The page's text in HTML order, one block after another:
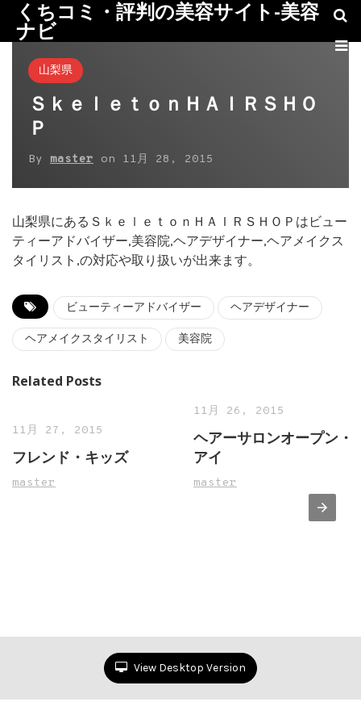
くちコミ・評判の美容サイト-美容
ナビ
山梨県
ＳｋｅｌｅｔｏｎＨＡＩＲＳＨＯ
Ｐ
By master on 11月 28, 2015
山梨県にあるＳｋｅｌｅｔｏｎＨＡＩＲＳＨＯＰはビュー
ティーアドバイザー,美容院,ヘアデザイナー,ヘアメイクス
タイリスト,の対応や取り扱いが出来ます。
ビューティーアドバイザー ヘアデザイナー
ヘアメイクスタイリスト 美容院
Related Posts
11月 27, 2015
フレンド・キッズ
master
11月 26, 2015
ヘアーサロンオープン・
アイ
master
View Desktop Version